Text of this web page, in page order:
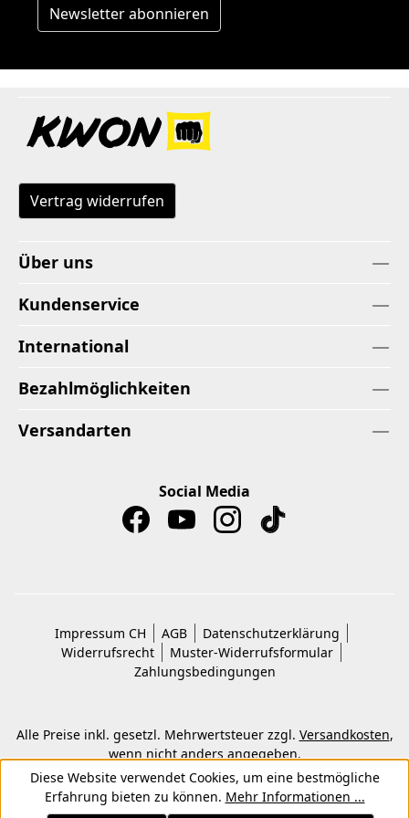
Newsletter abonnieren
Vertrag widerrufen
Über uns
Kundenservice
International
Bezahlmöglichkeiten
Versandarten
Social Media
Impressum CH AGB
Datenschutzerklärung
Widerrufsrecht
Muster-Widerrufsformular
Zahlungsbedingungen
Alle Preise inkl. gesetzl. Mehrwertsteuer zzgl. Versandkosten,
wenn nicht anders angegeben.
© 2026 Copyright © Kwon KG. Alle Rechte vorbehalten.
Diese Website verwendet Cookies, um eine bestmögliche
Erfahrung bieten zu können. Mehr Informationen ...